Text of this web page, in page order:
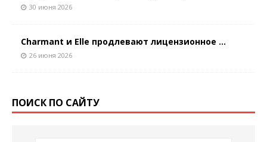
30 июня 2026
Charmant и Elle продлевают лицензионное ...
26 июня 2026
ПОИСК ПО САЙТУ